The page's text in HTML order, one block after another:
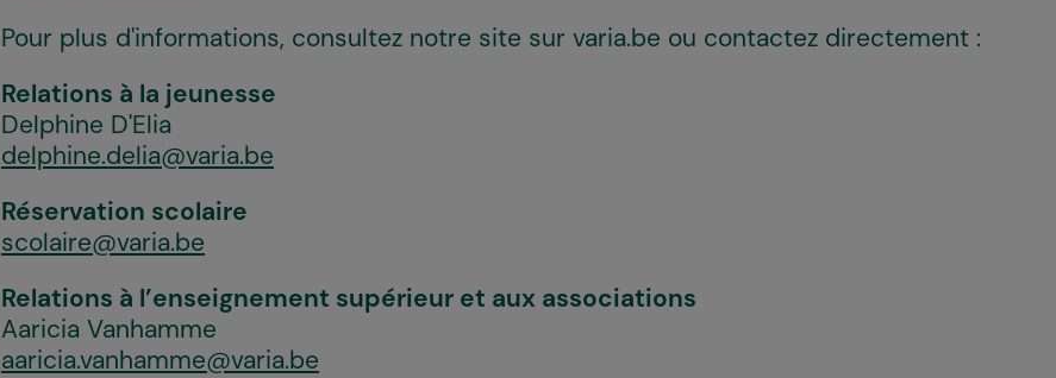
Pour plus d'informations, consultez notre site sur varia.be ou contactez directement :
Relations à la jeunesse
Delphine D'Elia
delphine.delia@varia.be
Réservation scolaire
scolaire@varia.be
Relations à l’enseignement supérieur et aux associations
Aaricia Vanhamme
aaricia.vanhamme@varia.be